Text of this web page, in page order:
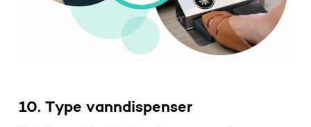
10. Type vanndispenser